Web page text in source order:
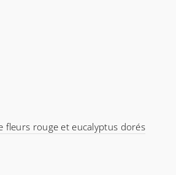
fleurs rouge et eucalyptus dorés